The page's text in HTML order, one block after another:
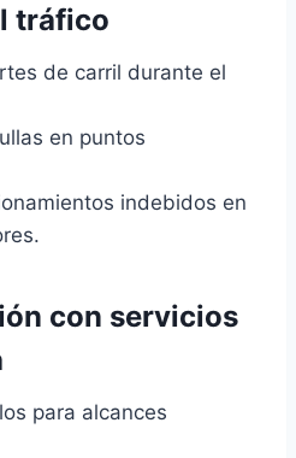
tráfico
de carril durante el
en puntos
indebidos en
con servicios
para alcances